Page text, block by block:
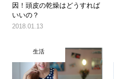
因！頭皮の乾燥はどうすれば
いいの？
2018.01.13
生活